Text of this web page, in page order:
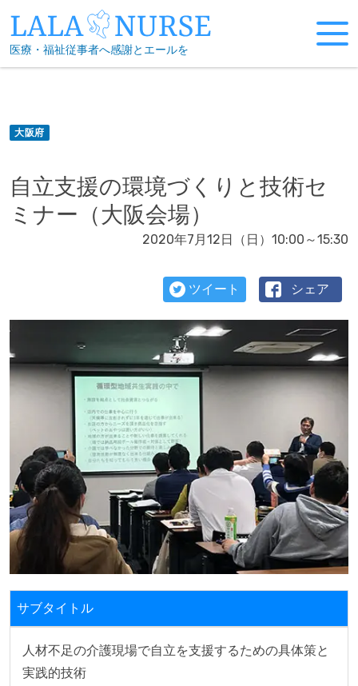
to
content
医療・福祉従事者へ感謝とエールを
大阪府
自立支援の環境づくりと技術セ
ミナー（大阪会場）
2020年7月12日（日）10:00～15:30
ツイート シェア
サブタイトル
人材不足の介護現場で自立を支援するための具体策と
実践的技術